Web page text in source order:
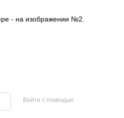
- на изображении №2.
Войти с помощью